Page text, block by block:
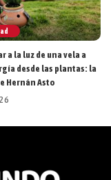
a la luz de una vela a
desde las plantas: la
Hernán Asto